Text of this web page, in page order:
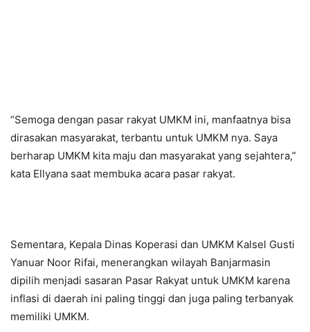
“Semoga dengan pasar rakyat UMKM ini, manfaatnya bisa
dirasakan masyarakat, terbantu untuk UMKM nya. Saya
berharap UMKM kita maju dan masyarakat yang sejahtera,”
kata Ellyana saat membuka acara pasar rakyat.
Sementara, Kepala Dinas Koperasi dan UMKM Kalsel Gusti
Yanuar Noor Rifai, menerangkan wilayah Banjarmasin
dipilih menjadi sasaran Pasar Rakyat untuk UMKM karena
inflasi di daerah ini paling tinggi dan juga paling terbanyak
memiliki UMKM.